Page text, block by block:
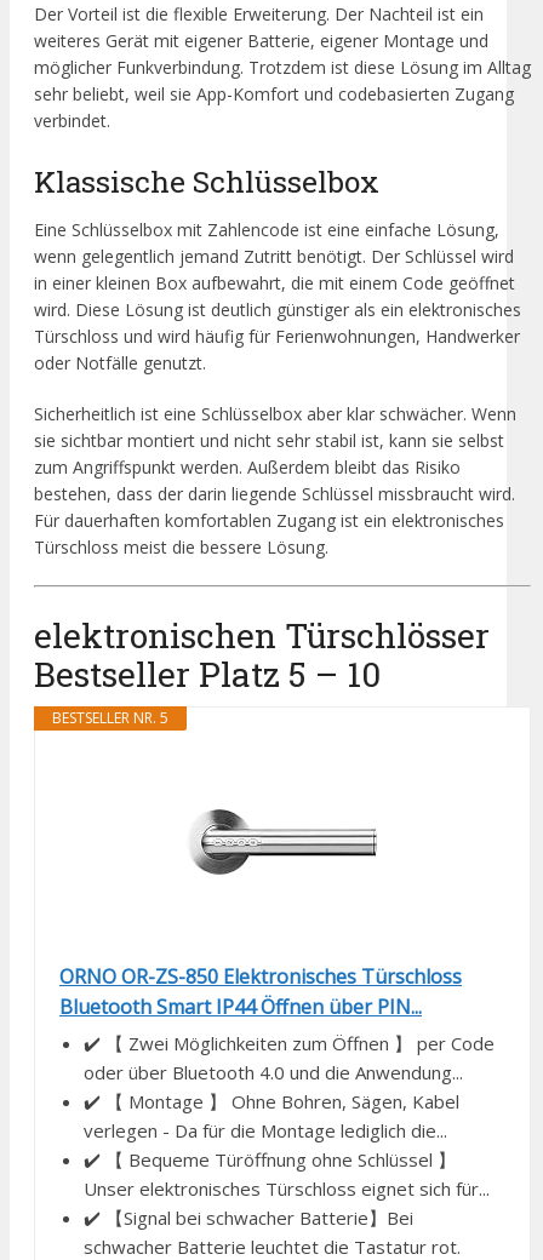
Der Vorteil ist die flexible Erweiterung. Der Nachteil ist ein
weiteres Gerät mit eigener Batterie, eigener Montage und
möglicher Funkverbindung. Trotzdem ist diese Lösung im Alltag
sehr beliebt, weil sie App-Komfort und codebasierten Zugang
verbindet.
Klassische Schlüsselbox
Eine Schlüsselbox mit Zahlencode ist eine einfache Lösung,
wenn gelegentlich jemand Zutritt benötigt. Der Schlüssel wird
in einer kleinen Box aufbewahrt, die mit einem Code geöffnet
wird. Diese Lösung ist deutlich günstiger als ein elektronisches
Türschloss und wird häufig für Ferienwohnungen, Handwerker
oder Notfälle genutzt.
Sicherheitlich ist eine Schlüsselbox aber klar schwächer. Wenn
sie sichtbar montiert und nicht sehr stabil ist, kann sie selbst
zum Angriffspunkt werden. Außerdem bleibt das Risiko
bestehen, dass der darin liegende Schlüssel missbraucht wird.
Für dauerhaften komfortablen Zugang ist ein elektronisches
Türschloss meist die bessere Lösung.
elektronischen Türschlösser
Bestseller Platz 5 – 10
BESTSELLER NR. 5
ORNO OR-ZS-850 Elektronisches Türschloss
Bluetooth Smart IP44 Öffnen über PIN...
✔️ 【 Zwei Möglichkeiten zum Öffnen 】 per Code
oder über Bluetooth 4.0 und die Anwendung...
✔️ 【 Montage 】 Ohne Bohren, Sägen, Kabel
verlegen - Da für die Montage lediglich die...
✔️ 【 Bequeme Türöffnung ohne Schlüssel 】
Unser elektronisches Türschloss eignet sich für...
✔️ 【Signal bei schwacher Batterie】Bei
schwacher Batterie leuchtet die Tastatur rot.